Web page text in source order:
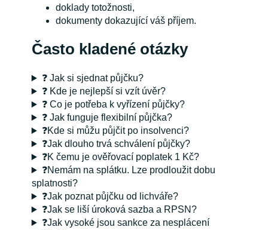
doklady totožnosti,
dokumenty dokazující váš příjem.
Často kladené otázky
❓ Jak si sjednat půjčku?
❓ Kde je nejlepší si vzít úvěr?
❓ Co je potřeba k vyřízení půjčky?
❓ Jak funguje flexibilní půjčka?
❓Kde si můžu půjčit po insolvenci?
❓Jak dlouho trvá schválení půjčky?
❓K čemu je ověřovací poplatek 1 Kč?
❓Nemám na splátku. Lze prodloužit dobu
splatnosti?
❓Jak poznat půjčku od lichváře?
❓Jak se liší úroková sazba a RPSN?
❓Jak vysoké jsou sankce za nesplácení